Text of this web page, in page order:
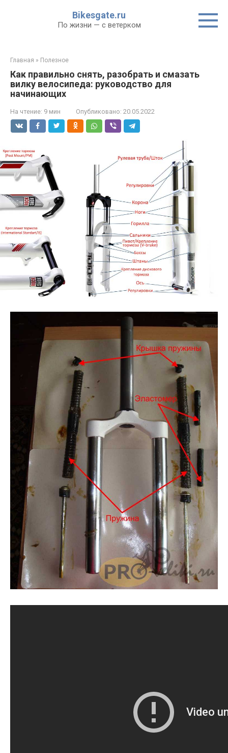
Bikesgate.ru
По жизни — с ветерком
Главная » Полезное
Как правильно снять, разобрать и смазать
вилку велосипеда: руководство для
начинающих
На чтение: 9 мин Опубликовано: 20.05.2022